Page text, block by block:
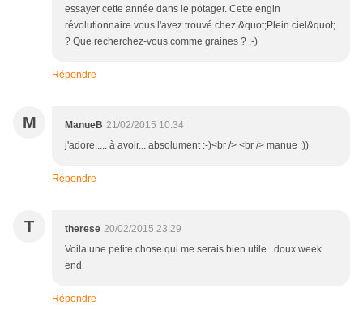
essayer cette année dans le potager. Cette engin
révolutionnaire vous l'avez trouvé chez &quot;Plein ciel&quot;
? Que recherchez-vous comme graines ? ;-)
Répondre
M ManueB 21/02/2015 10:34
j'adore..... à avoir... absolument :-)<br /> <br /> manue :))
Répondre
T therese 20/02/2015 23:29
Voila une petite chose qui me serais bien utile . doux week
end.
Répondre